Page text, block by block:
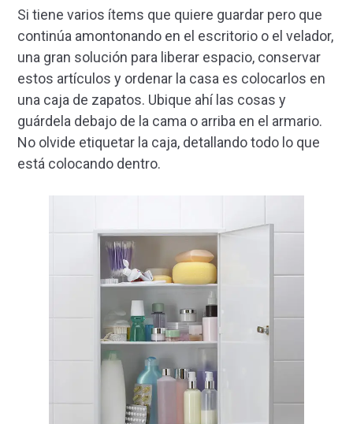
Si tiene varios ítems que quiere guardar pero que
continúa amontonando en el escritorio o el velador,
una gran solución para liberar espacio, conservar
estos artículos y ordenar la casa es colocarlos en
una caja de zapatos. Ubique ahí las cosas y
guárdela debajo de la cama o arriba en el armario.
No olvide etiquetar la caja, detallando todo lo que
está colocando dentro.